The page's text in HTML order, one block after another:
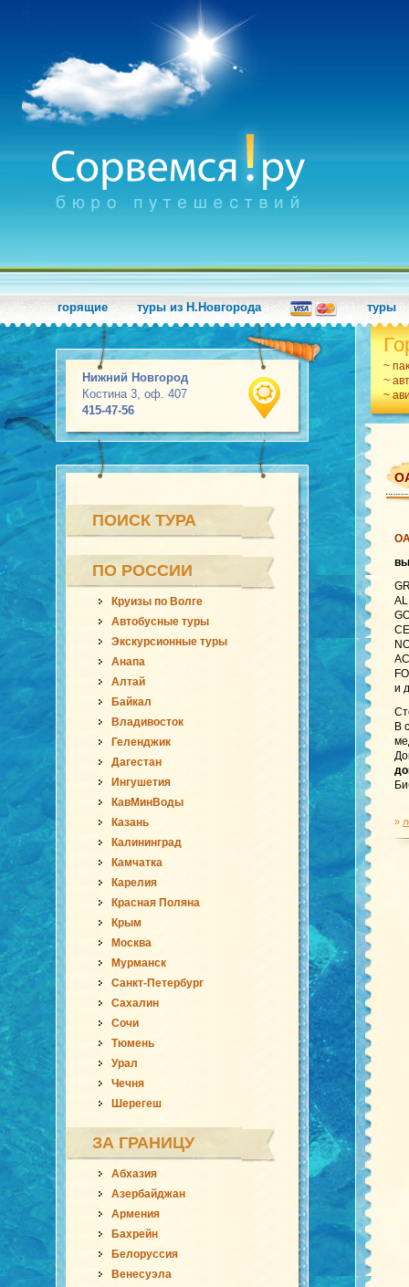
горящие туры из Н.Новгорода туры
Нижний Новгород
Костина 3, оф. 407
415-47-56
~
~
~
ПОИСК ТУРА
ПО РОССИИ
Круизы по Волге
Автобусные туры
Экскурсионные туры
Анапа
Алтай
Байкал
Владивосток
Геленджик
Дагестан
Ингушетия
КавМинВоды
Казань
Калининград
Камчатка
Карелия
Красная Поляна
Крым
Москва
Мурманск
Санкт-Петербург
Сахалин
Сочи
Тюмень
Урал
Чечня
Шерегеш
ЗА ГРАНИЦУ
Абхазия
Азербайджан
Армения
Бахрейн
Белоруссия
Венесуэла
и
В
»